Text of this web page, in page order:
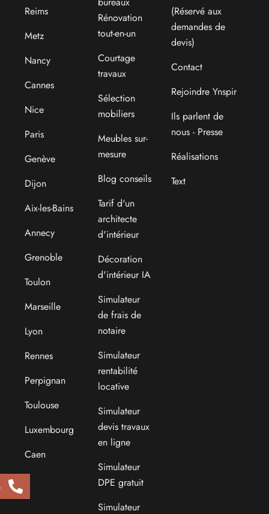
Reims
Metz
Nancy
Cannes
Nice
Paris
Genève
Dijon
Aix-les-Bains
Annecy
Grenoble
Toulon
Marseille
Lyon
Rennes
Perpignan
Toulouse
Luxembourg
Caen
Rénovation
tout-en-un
Courtage
travaux
Sélection
mobiliers
Meubles sur-
mesure
Blog conseils
Tarif d'un
architecte
d'intérieur
Décoration
d'intérieur IA
Simulateur
de frais de
notaire
Simulateur
rentabilité
locative
Simulateur
devis travaux
en ligne
Simulateur
DPE gratuit
Simulateur
(Réservé aux
demandes de
devis)
Contact
Rejoindre Ynspir
Ils parlent de
nous - Presse
Réalisations
Text